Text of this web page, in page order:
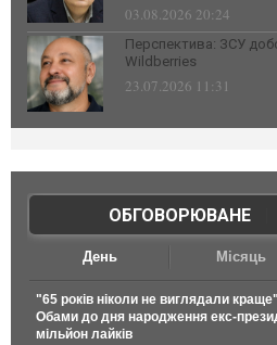
03.08.2026 20:24
Перспектива: ЗСУ
Wildberries
23.07.2026 11:31
ОБГОВОРЮВАНЕ|
День Місяць
"65 років ніколи не виглядали
Обами до дня народження екс-
мільйон лайків